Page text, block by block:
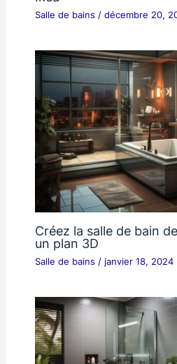
Salle de bains / décembre 20,
Créez la salle de bain
un plan 3D
Salle de bains / janvier 18, 2024